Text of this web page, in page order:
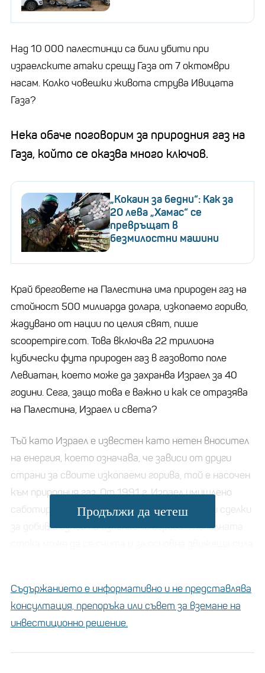
Над 10 000 палестинци са били убити при
израелските атаки срещу Газа от 7 октомври
насам. Колко човешки живота струва Ивицата
Газа?
Нека обаче поговорим за природния газ на
Газа, който се оказва много ключов.
„Кокаин за бедни“: Как за
20 лева „Хамас“ се
превръщат в
безмилостни машини
Край бреговете на Палестина има природен газ на
стойност 500 милиарда долара, изкопаемо гориво,
жадувано от нации по целия свят, пише
scoopempire.com. Това включва 22 трилиона
кубически фута природен газ в газовото поле
Левиатан, което може да захранва Израел за 40
години. Сега, защо това е важно и как се отразява
на Палестина, Израел и света?
Тъй като Израел е известен като нетен вносител
на енергия, което означава, че зависи от други
страни за своите изкопаеми горива, той е насочен
към природния газ. От 1991 г. Израел умишлено
саботира опитите на Палестина да сключи сделки
за добив и износ на изкопаеми горива. Уникалната
Кои са най-задлъжнелите
страни в ЕС и сред тях ли
е България
Продължи да четеш
Съдържанието е информативно и не представлява
консултация, препоръка или съвет за вземане на
инвестиционно решение.